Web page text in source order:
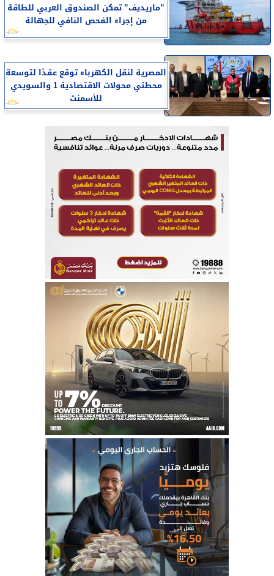
”ماريديف” تمكن الصندوق العربي للطاقة
من إجراء الفحص النافي للجهالة
المصرية لنقل الكهرباء توقع عقدًا لتوسعة
محطتي محولات الاقتصادية 1 والسويدي
للأسمنت